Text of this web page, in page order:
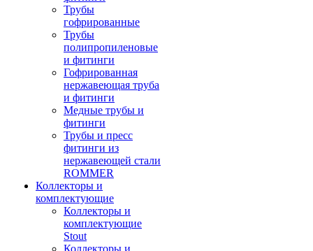
Трубы
гофрированные
Трубы
полипропиленовые
и фитинги
Гофрированная
нержавеющая труба
и фитинги
Медные трубы и
фитинги
Трубы и пресс
фитинги из
нержавеющей стали
ROMMER
Коллекторы и
комплектующие
Коллекторы и
комплектующие
Stout
Коллекторы и